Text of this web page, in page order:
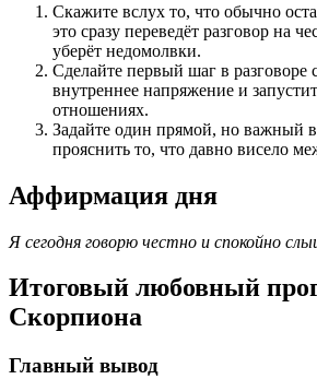
Скажите вслух то, что обычно
это сразу переведёт разговор на
уберёт недомолвки.
Сделайте первый шаг в разговоре
внутреннее напряжение и
отношениях.
Задайте один прямой, но важный
прояснить то, что давно висело
Аффирмация дня
Я сегодня говорю честно и спокойно
Итоговый любовный
Скорпиона
Главный вывод